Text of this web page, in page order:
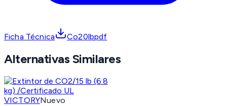
Ficha Técnica Co20lbpdf
Alternativas Similares
VICTORYNuevo